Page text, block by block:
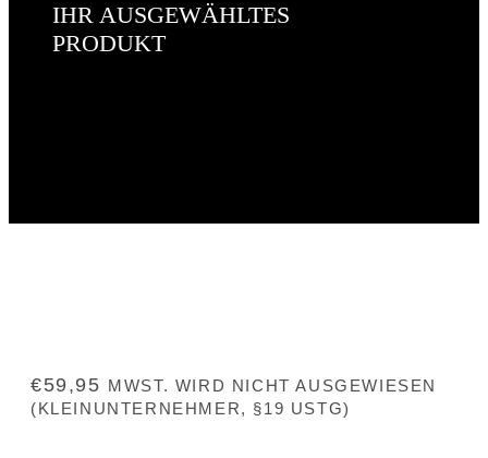
IHR AUSGEWÄHLTES
PRODUKT
€59,95 MWST. WIRD NICHT AUSGEWIESEN
(KLEINUNTERNEHMER, §19 USTG)